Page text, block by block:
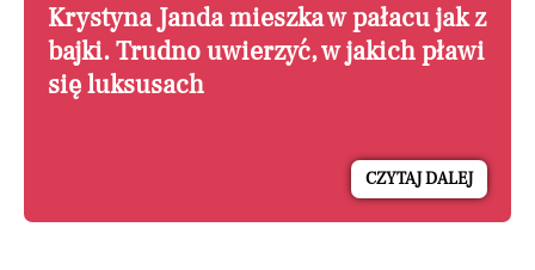
Krystyna Janda mieszka w pałacu jak z
bajki. Trudno uwierzyć, w jakich pławi
się luksusach
CZYTAJ DALEJ